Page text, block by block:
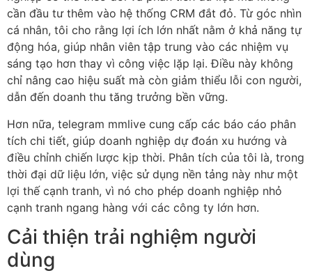
cần đầu tư thêm vào hệ thống CRM đắt đỏ. Từ góc nhìn
cá nhân, tôi cho rằng lợi ích lớn nhất nằm ở khả năng tự
động hóa, giúp nhân viên tập trung vào các nhiệm vụ
sáng tạo hơn thay vì công việc lặp lại. Điều này không
chỉ nâng cao hiệu suất mà còn giảm thiểu lỗi con người,
dẫn đến doanh thu tăng trưởng bền vững.
Hơn nữa, telegram mmlive cung cấp các báo cáo phân
tích chi tiết, giúp doanh nghiệp dự đoán xu hướng và
điều chỉnh chiến lược kịp thời. Phân tích của tôi là, trong
thời đại dữ liệu lớn, việc sử dụng nền tảng này như một
lợi thế cạnh tranh, vì nó cho phép doanh nghiệp nhỏ
cạnh tranh ngang hàng với các công ty lớn hơn.
Cải thiện trải nghiệm người
dùng